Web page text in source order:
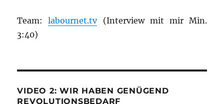
Team:labournet.tv(Interview mit mir Min.
3:40)
VIDEO 2: WIR HABEN GENÜGEND
REVOLUTIONSBEDARF